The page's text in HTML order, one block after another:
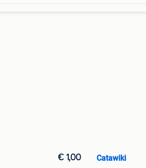
€ 1,00 Catawiki